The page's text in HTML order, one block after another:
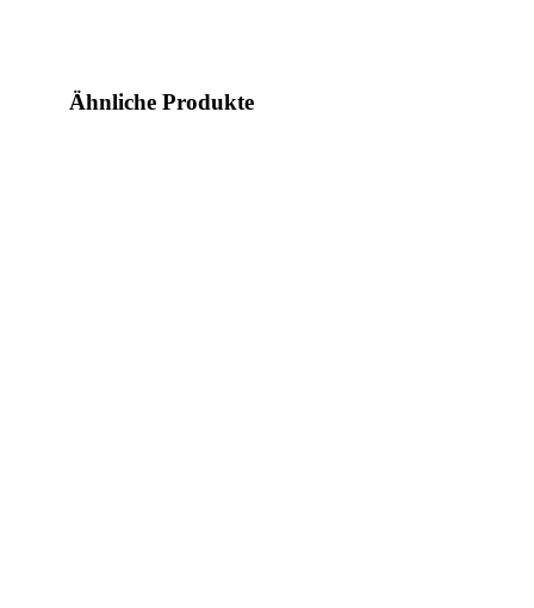
Ähnliche Produkte